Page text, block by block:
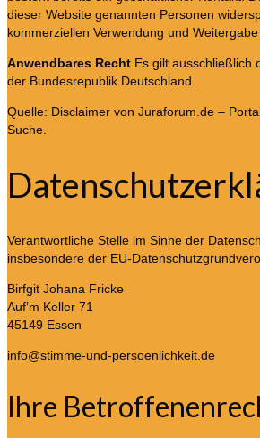
dieser Website genannten Personen
kommerziellen Verwendung und Weitergabe
Anwendbares Recht Es gilt ausschließlich
der Bundesrepublik Deutschland.
Quelle: Disclaimer von Juraforum.de –
Suche.
Verantwortliche Stelle im Sinne der
insbesondere der EU-
Birfgit Johana Fricke
Auf’m Keller 71
45149 Essen
info@stimme-und-persoenlichkeit.de
Ihre